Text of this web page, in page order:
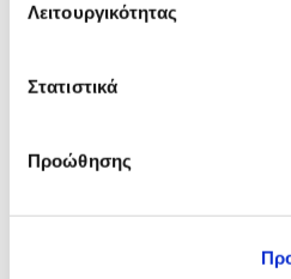
Λειτουργικότητας
Στατιστικά
Προώθησης
@Work DVD+R Εκτυπώσιμο